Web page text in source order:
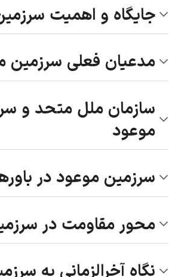
جایگاه و اهمیت
مدعیان فعلی سرزمین
سازمان ملل متحد و
موعود
سرزمین موعود در
محور مقاومت در
نگاه آخرالزمانی به